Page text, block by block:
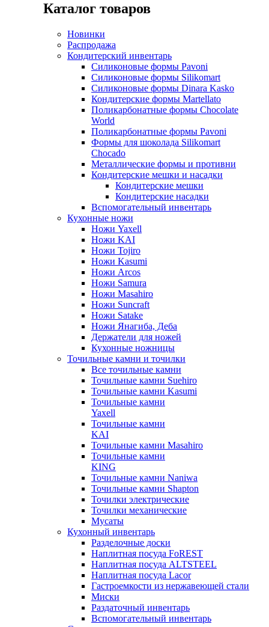
Каталог товаров
Новинки
Распродажа
Кондитерский инвентарь
Силиконовые формы Pavoni
Силиконовые формы Silikomart
Силиконовые формы Dinara Kasko
Кондитерские формы Martellato
Поликарбонатные формы Chocolate
World
Поликарбонатные формы Pavoni
Формы для шоколада Silikomart
Chocado
Металлические формы и противни
Кондитерские мешки и насадки
Кондитерские мешки
Кондитерские насадки
Вспомогательный инвентарь
Кухонные ножи
Ножи Yaxell
Ножи KAI
Ножи Tojiro
Ножи Kasumi
Ножи Arcos
Ножи Samura
Ножи Masahiro
Ножи Suncraft
Ножи Satake
Ножи Янагиба, Деба
Держатели для ножей
Кухонные ножницы
Точильные камни и точилки
Все точильные камни
Точильные камни Suehiro
Точильные камни Kasumi
Точильные камни
Yaxell
Точильные камни
KAI
Точильные камни Masahiro
Точильные камни
KING
Точильные камни Naniwa
Точильные камни Shapton
Точилки электрические
Точилки механические
Мусаты
Кухонный инвентарь
Разделочные доски
Наплитная посуда FoREST
Наплитная посуда ALTSTEEL
Наплитная посуда Lacor
Гастроемкости из нержавеющей стали
Миски
Раздаточный инвентарь
Вспомогательный инвентарь